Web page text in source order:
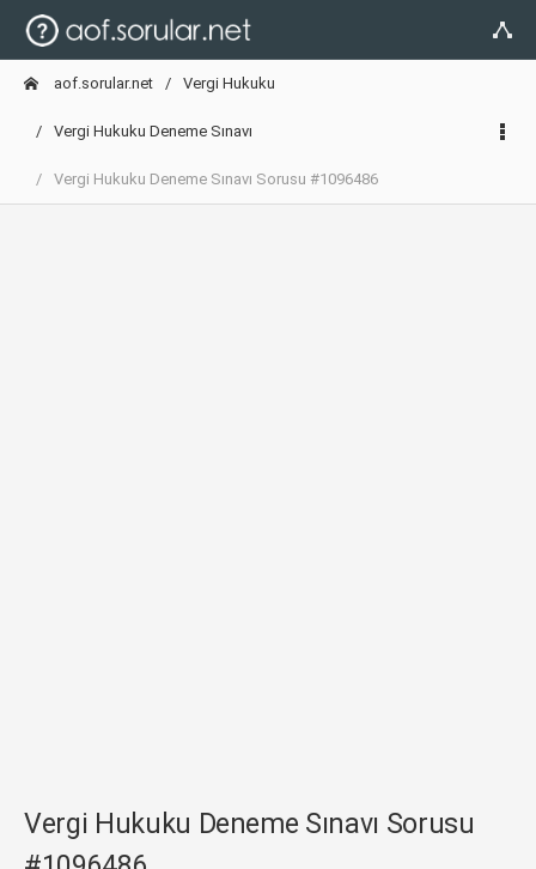
aof.sorular.net Vergi Hukuku
Vergi Hukuku Deneme Sınavı
Vergi Hukuku Deneme Sınavı Sorusu #1096486
Vergi Hukuku Deneme Sınavı Sorusu